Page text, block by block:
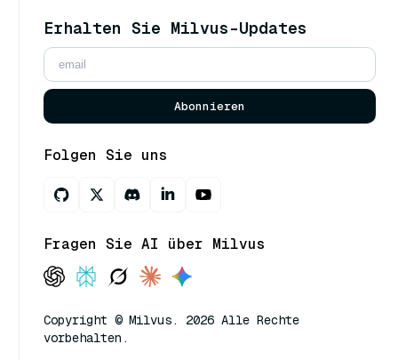
Erhalten Sie Milvus-Updates
Abonnieren
Folgen Sie uns
Fragen Sie AI über Milvus
Copyright © Milvus. 2026 Alle Rechte
vorbehalten.